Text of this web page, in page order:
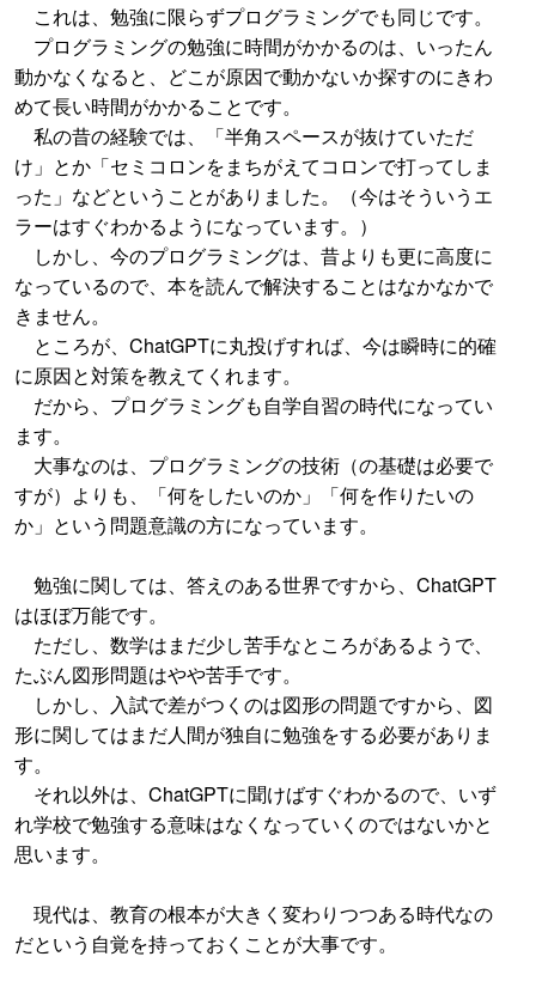
これは、勉強に限らずプログラミングでも同じです。
プログラミングの勉強に時間がかかるのは、いったん
動かなくなると、どこが原因で動かないか探すのにきわ
めて長い時間がかかることです。
私の昔の経験では、「半角スペースが抜けていただ
け」とか「セミコロンをまちがえてコロンで打ってしま
った」などということがありました。（今はそういうエ
ラーはすぐわかるようになっています。）
しかし、今のプログラミングは、昔よりも更に高度に
なっているので、本を読んで解決することはなかなかで
きません。
ところが、ChatGPTに丸投げすれば、今は瞬時に的確
に原因と対策を教えてくれます。
だから、プログラミングも自学自習の時代になってい
ます。
大事なのは、プログラミングの技術（の基礎は必要で
すが）よりも、「何をしたいのか」「何を作りたいの
か」という問題意識の方になっています。
勉強に関しては、答えのある世界ですから、ChatGPT
はほぼ万能です。
ただし、数学はまだ少し苦手なところがあるようで、
たぶん図形問題はやや苦手です。
しかし、入試で差がつくのは図形の問題ですから、図
形に関してはまだ人間が独自に勉強をする必要がありま
す。
それ以外は、ChatGPTに聞けばすぐわかるので、いず
れ学校で勉強する意味はなくなっていくのではないかと
思います。
現代は、教育の根本が大きく変わりつつある時代なの
だという自覚を持っておくことが大事です。